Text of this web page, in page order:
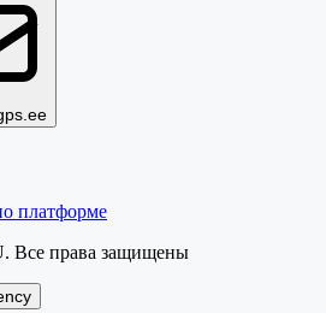
платформе
Все права защищены